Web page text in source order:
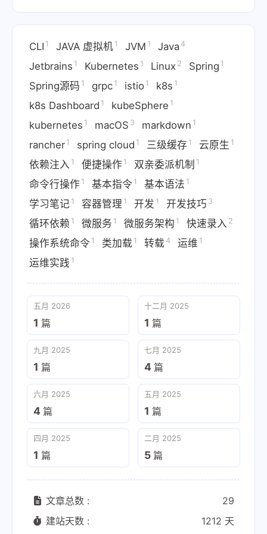
CLI 1 JAVA 虚拟机 1 JVM 1 Java 4
Jetbrains 1 Kubernetes 1 Linux 2 Spring 1
Spring源码 1 grpc 1 istio 1 k8s 1
k8s Dashboard 1 kubeSphere 1
kubernetes 1 macOS 3 markdown 1
rancher 1 spring cloud 1 三级缓存 1 云原生 1
依赖注入 1 便捷操作 1 双亲委派机制 1
命令行操作 1 基本指令 1 基本语法 1
学习笔记 1 容器管理 1 开发 1 开发技巧 3
循环依赖 1 微服务 1 微服务架构 1 快速录入 2
操作系统命令 1 类加载 1 转载 4 运维 1
运维实践 1
五月 2026
1 篇
十二月 2025
1 篇
九月 2025
1 篇
七月 2025
4 篇
六月 2025
4 篇
五月 2025
1 篇
四月 2025
1 篇
二月 2025
5 篇
文章总数 :
29
建站天数 :
1212 天